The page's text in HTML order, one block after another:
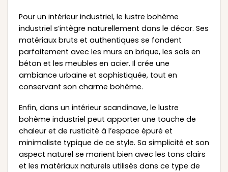
Pour un intérieur industriel, le lustre bohème
industriel s’intègre naturellement dans le décor. Ses
matériaux bruts et authentiques se fondent
parfaitement avec les murs en brique, les sols en
béton et les meubles en acier. Il crée une
ambiance urbaine et sophistiquée, tout en
conservant son charme bohème.
Enfin, dans un intérieur scandinave, le lustre
bohème industriel peut apporter une touche de
chaleur et de rusticité à l’espace épuré et
minimaliste typique de ce style. Sa simplicité et son
aspect naturel se marient bien avec les tons clairs
et les matériaux naturels utilisés dans ce type de